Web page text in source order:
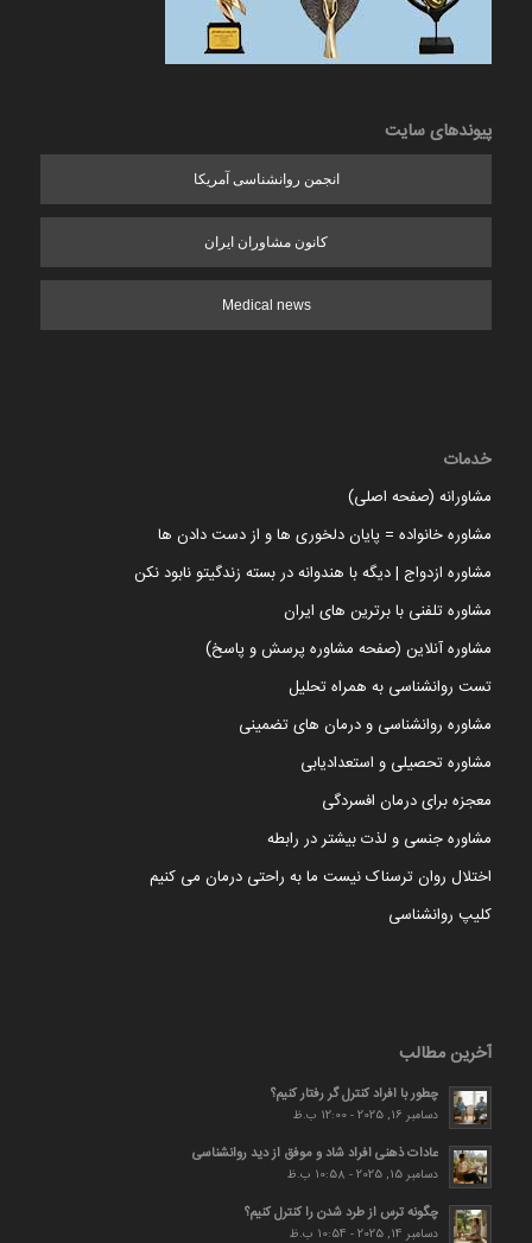
پیوندهای سایت
انجمن روانشناسی آمریکا
کانون مشاوران ایران
Medical news
خدمات
مشاورانه (صفحه اصلی)
مشاوره خانواده = پایان دلخوری ها و از دست دادن ها
مشاوره ازدواج | دیگه با هندوانه در بسته زندگیتو نابود نکن
مشاوره تلفنی با برترین های ایران
مشاوره آنلاین (صفحه مشاوره پرسش و پاسخ)
تست روانشناسی به همراه تحلیل
مشاوره روانشناسی و درمان های تضمینی
مشاوره تحصیلی و استعدادیابی
معجزه برای درمان افسردگی
مشاوره جنسی و لذت بیشتر در رابطه
اختلال روان ترسناک نیست ما به راحتی درمان می کنیم
کلیپ روانشناسی
آخرین مطالب
چطور با افراد کنترل گر رفتار کنیم؟
دسامبر 16, 2025 - 12:00 ب.ظ
عادات ذهنی افراد شاد و موفق از دید روانشناسی
دسامبر 15, 2025 - 10:58 ب.ظ
چگونه ترس از طرد شدن را کنترل کنیم؟
دسامبر 14, 2025 - 10:54 ب.ظ